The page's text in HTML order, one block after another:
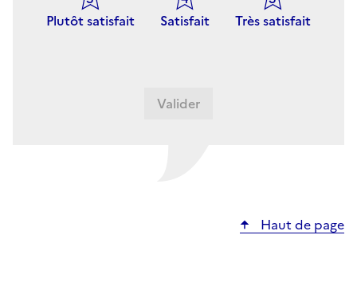
Plutôt satisfait Satisfait Très satisfait
Haut de page